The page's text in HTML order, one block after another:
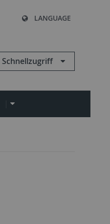
LANGUAGE
Schnellzugriff